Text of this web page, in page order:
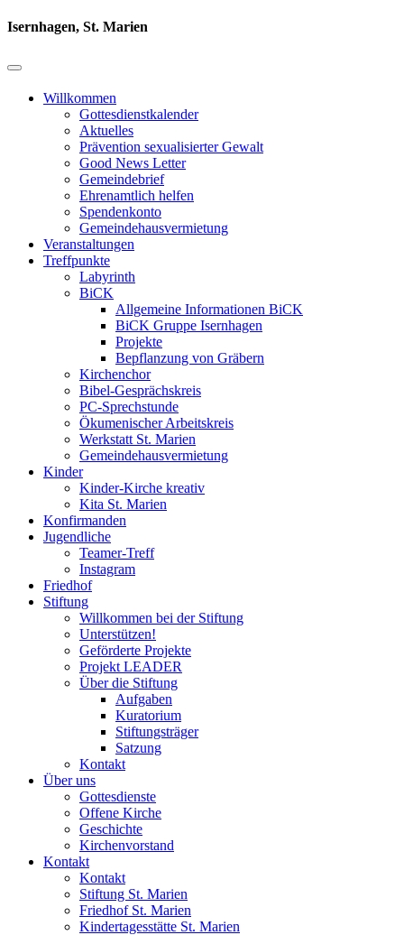
Isernhagen, St. Marien
Willkommen
Gottesdienstkalender
Aktuelles
Prävention sexualisierter Gewalt
Good News Letter
Gemeindebrief
Ehrenamtlich helfen
Spendenkonto
Gemeindehausvermietung
Veranstaltungen
Treffpunkte
Labyrinth
BiCK
Allgemeine Informationen BiCK
BiCK Gruppe Isernhagen
Projekte
Bepflanzung von Gräbern
Kirchenchor
Bibel-Gesprächskreis
PC-Sprechstunde
Ökumenischer Arbeitskreis
Werkstatt St. Marien
Gemeindehausvermietung
Kinder
Kinder-Kirche kreativ
Kita St. Marien
Konfirmanden
Jugendliche
Teamer-Treff
Instagram
Friedhof
Stiftung
Willkommen bei der Stiftung
Unterstützen!
Geförderte Projekte
Projekt LEADER
Über die Stiftung
Aufgaben
Kuratorium
Stiftungsträger
Satzung
Kontakt
Über uns
Gottesdienste
Offene Kirche
Geschichte
Kirchenvorstand
Kontakt
Kontakt
Stiftung St. Marien
Friedhof St. Marien
Kindertagesstätte St. Marien